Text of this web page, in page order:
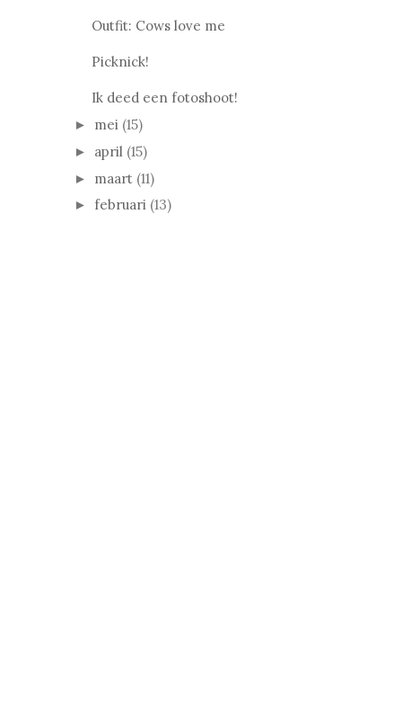
Outfit: Cows love me
Picknick!
Ik deed een fotoshoot!
► mei (15)
► april (15)
► maart (11)
► februari (13)